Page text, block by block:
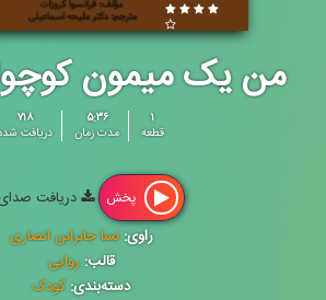
من یک میمون
۱
قطعه
۵:۳۶
مدت زمان
۷۱۸
دریافت
پخش
دریافت
راوی: نسا جابرابن انصاری
قالب: روایی
دسته‌بندی: کودک